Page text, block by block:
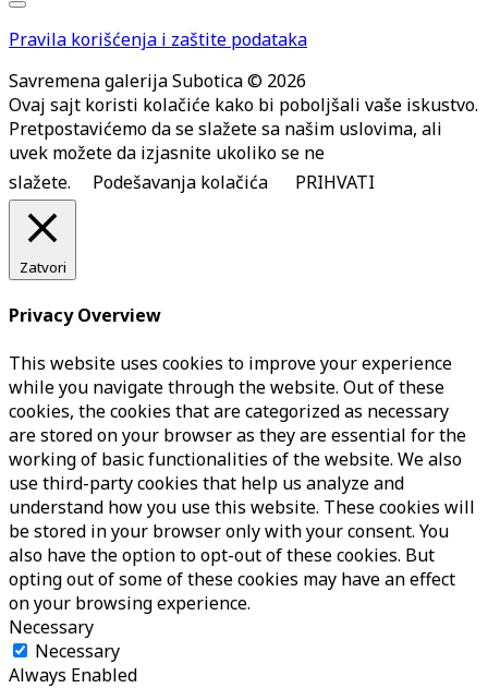
Pravila korišćenja i zaštite podataka
Savremena galerija Subotica © 2026
Ovaj sajt koristi kolačiće kako bi poboljšali vaše iskustvo.
Pretpostavićemo da se slažete sa našim uslovima, ali
uvek možete da izjasnite ukoliko se ne
slažete.
Podešavanja kolačića PRIHVATI
Zatvori
Privacy Overview
This website uses cookies to improve your experience
while you navigate through the website. Out of these
cookies, the cookies that are categorized as necessary
are stored on your browser as they are essential for the
working of basic functionalities of the website. We also
use third-party cookies that help us analyze and
understand how you use this website. These cookies will
be stored in your browser only with your consent. You
also have the option to opt-out of these cookies. But
opting out of some of these cookies may have an effect
on your browsing experience.
Necessary
Necessary
Always Enabled